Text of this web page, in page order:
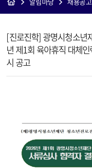
[진로진학] 광명시청소년
년 제1회 육아휴직 대체
시 공고